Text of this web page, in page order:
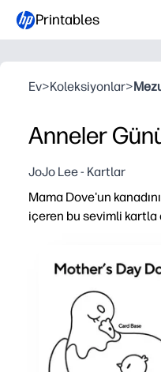
Printables
Ev>Koleksiyonlar>
Anneler
JoJo Lee - Kartlar
Mama Dove'un
içeren bu sevimli kartla
Yazdır ve git -
Etkileşimli sürpriz -
Beceri geliştirme -
Bütçeye uygun